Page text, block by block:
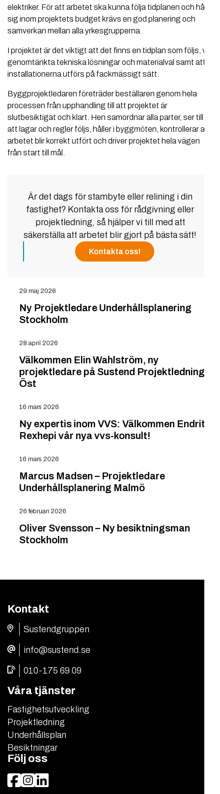
elektriker. För att arbetet ska kunna följa tidplanen och hålla
sig inom projektets budget krävs en god planering och
samverkan mellan alla yrkesgrupperna.
I projektet är det viktigt att det finns en tidplan som följs, väl
genomtänkta tekniska lösningar och materialval samt att
installationerna utförs på fackmässigt sätt.
Byggprojektledaren företräder beställaren genom hela
processen från upphandling till att projektet är
slutbesiktigat och klart. Hen samordnar alla parter, ser till
att lagar och regler följs, håller i byggmöten, kontrollerar att
arbetet blir korrekt utfört och driver projektet hela vägen
från start till mål.
Är det dags för stambyte eller relining i din
fastighet? Kontakta oss för rådgivning eller
projektledning, så hjälper vi till med att
säkerställa att arbetet blir gjort på bästa sätt!
Kontakta oss!
Ny Projektledare Underhållsplanering
Stockholm
29 maj 2026
Välkommen Elin Wahlström, ny
projektledare på Sustend Projektledning
Öst
28 april 2026
Ny expertis inom VVS: Välkommen Endrit
Rexhepi vår nya vvs-konsult!
16 mars 2026
Marcus Madsen – Projektledare
Underhållsplanering Malmö
16 mars 2026
Oliver Svensson – Ny besiktningsman
Stockholm
26 februari 2026
Kontakt
Sustendgruppen
info@sustend.se
010-175 69 09
Våra tjänster
Fastighetsutveckling
Projektledning
Underhållsplan
Besiktningar
Följ oss
Facebook Instagram LinkedIn